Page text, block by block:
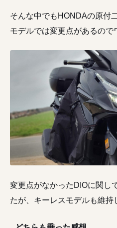
そんな中でもHONDAの原付
モデルでは変更点があるので
変更点がなかったDIOに関し
たが、キーレスモデルも維持